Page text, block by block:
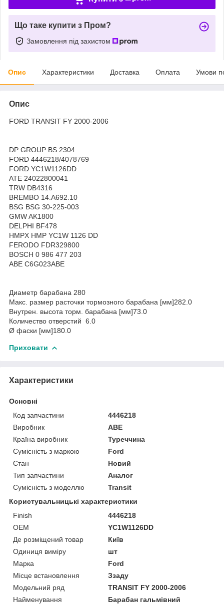
Що таке купити з Пром?
Замовлення під захистом
Опис Характеристики Доставка Оплата Умови
Опис
FORD TRANSIT FY 2000-2006
DP GROUP BS 2304
FORD 4446218/4078769
FORD YC1W1126DD
ATE 24022800041
TRW DB4316
BREMBO 14.A692.10
BSG BSG 30-225-003
GMW AK1800
DELPHI BF478
HMPX HMP YC1W 1126 DD
FERODO FDR329800
BOSCH 0 986 477 203
ABE C6G023ABE
Диаметр барабана 280
Макс. размер расточки тормозного барабана [мм]282.0
Внутрен. высота торм. барабана [мм]73.0
Количество отверстий 6.0
Ø фаски [мм]180.0
Приховати
Характеристики
Основні
Код запчастини
4446218
Виробник
ABE
Країна виробник
Туреччина
Сумісність з маркою
Ford
Стан
Новий
Тип запчастини
Аналог
Сумісність з моделлю
Transit
Користувальницькі характеристики
Finish
4446218
OEM
YC1W1126DD
Де розміщений товар
Київ
Одиниця виміру
шт
Марка
Ford
Місце встановлення
Ззаду
Модельний ряд
TRANSIT FY 2000-2006
Найменування
Барабан гальмівний